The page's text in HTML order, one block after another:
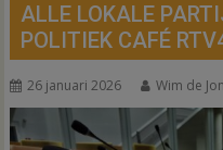
ALLE LOKALE
POLITIEK CAFÉ
26 januari 2026 Wim de